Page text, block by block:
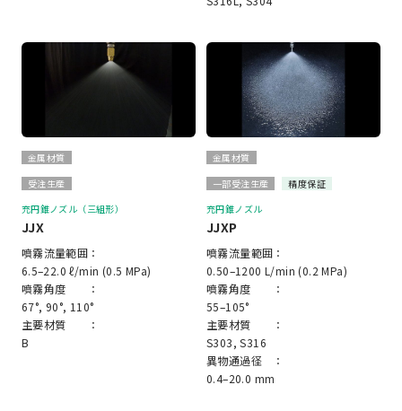
金属材質
受注生産
充円錐ノズル（三組形）
JJX
噴霧流量範囲：
6.5–22.0 ℓ/min (0.5 MPa)
噴霧角度 ：
67°, 90°, 110°
主要材質 ：
B
金属材質
一部受注生産
精度保証
充円錐ノズル
JJXP
噴霧流量範囲：
0.50–1200 L/min (0.2 MPa)
噴霧角度 ：
55–105°
主要材質 ：
S303, S316
異物通過径 ：
0.4–20.0 mm